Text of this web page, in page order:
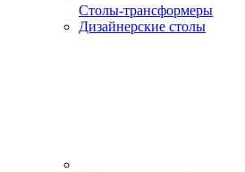
Столы-трансформеры
Дизайнерские столы